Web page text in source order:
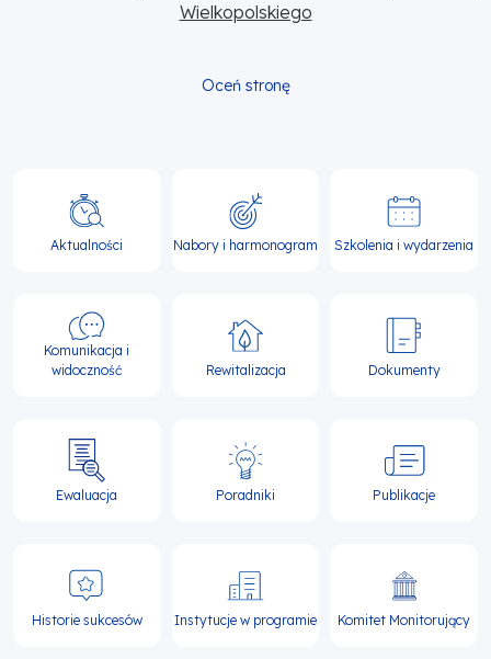
Wielkopolskiego
Oceń stronę
Główna
nawigacja
Aktualności Nabory i harmonogram Szkolenia i wydarzenia
Komunikacja i
widoczność
Rewitalizacja Dokumenty
Ewaluacja Poradniki Publikacje
Historie sukcesów Instytucje w programie Komitet Monitorujący